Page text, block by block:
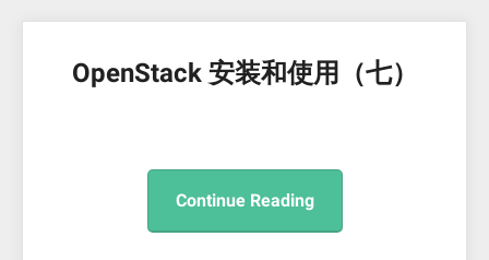
OpenStack 安装和使用（七）
Continue Reading